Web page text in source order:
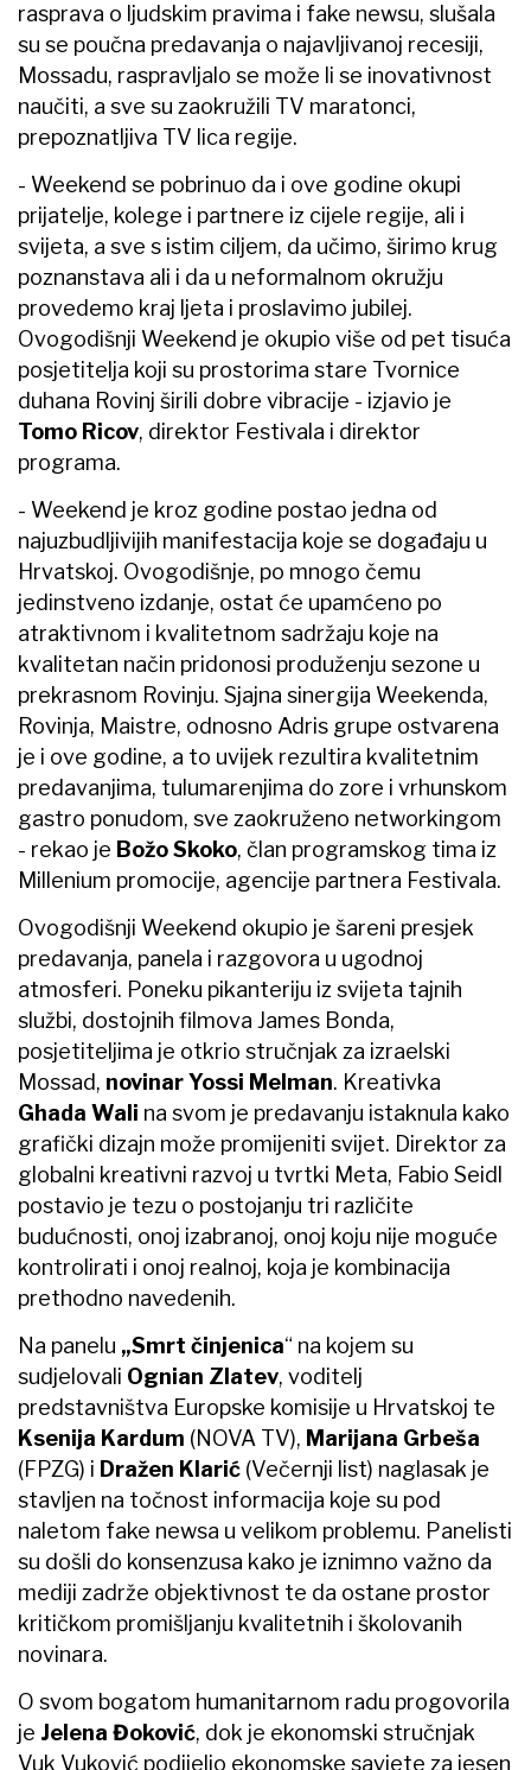
rasprava o ljudskim pravima i fake newsu, slušala
su se poučna predavanja o najavljivanoj recesiji,
Mossadu, raspravljalo se može li se inovativnost
naučiti, a sve su zaokružili TV maratonci,
prepoznatljiva TV lica regije.
- Weekend se pobrinuo da i ove godine okupi
prijatelje, kolege i partnere iz cijele regije, ali i
svijeta, a sve s istim ciljem, da učimo, širimo krug
poznanstava ali i da u neformalnom okružju
provedemo kraj ljeta i proslavimo jubilej.
Ovogodišnji Weekend je okupio više od pet tisuća
posjetitelja koji su prostorima stare Tvornice
duhana Rovinj širili dobre vibracije - izjavio je
Tomo Ricov, direktor Festivala i direktor
programa.
- Weekend je kroz godine postao jedna od
najuzbudljivijih manifestacija koje se događaju u
Hrvatskoj. Ovogodišnje, po mnogo čemu
jedinstveno izdanje, ostat će upamćeno po
atraktivnom i kvalitetnom sadržaju koje na
kvalitetan način pridonosi produženju sezone u
prekrasnom Rovinju. Sjajna sinergija Weekenda,
Rovinja, Maistre, odnosno Adris grupe ostvarena
je i ove godine, a to uvijek rezultira kvalitetnim
predavanjima, tulumarenjima do zore i vrhunskom
gastro ponudom, sve zaokruženo networkingom
- rekao je Božo Skoko, član programskog tima iz
Millenium promocije, agencije partnera Festivala.
Ovogodišnji Weekend okupio je šareni presjek
predavanja, panela i razgovora u ugodnoj
atmosferi. Poneku pikanteriju iz svijeta tajnih
službi, dostojnih filmova James Bonda,
posjetiteljima je otkrio stručnjak za izraelski
Mossad, novinar Yossi Melman. Kreativka
Ghada Wali na svom je predavanju istaknula kako
grafički dizajn može promijeniti svijet. Direktor za
globalni kreativni razvoj u tvrtki Meta, Fabio Seidl
postavio je tezu o postojanju tri različite
budućnosti, onoj izabranoj, onoj koju nije moguće
kontrolirati i onoj realnoj, koja je kombinacija
prethodno navedenih.
Na panelu „Smrt činjenica“ na kojem su
sudjelovali Ognian Zlatev, voditelj
predstavništva Europske komisije u Hrvatskoj te
Ksenija Kardum (NOVA TV), Marijana Grbeša
(FPZG) i Dražen Klarić (Večernji list) naglasak je
stavljen na točnost informacija koje su pod
naletom fake newsa u velikom problemu. Panelisti
su došli do konsenzusa kako je iznimno važno da
mediji zadrže objektivnost te da ostane prostor
kritičkom promišljanju kvalitetnih i školovanih
novinara.
O svom bogatom humanitarnom radu progovorila
je Jelena Đoković, dok je ekonomski stručnjak
Vuk Vuković podijelio ekonomske savjete za jesen